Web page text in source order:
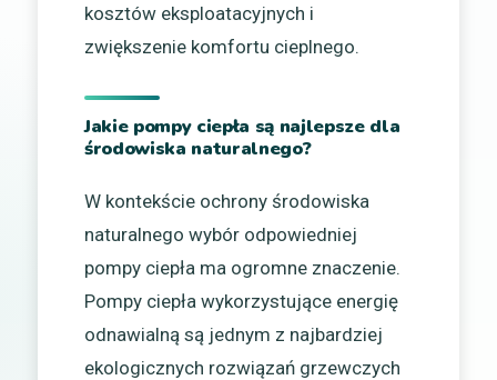
kosztów eksploatacyjnych i
zwiększenie komfortu cieplnego.
Jakie pompy ciepła są najlepsze dla
środowiska naturalnego?
W kontekście ochrony środowiska
naturalnego wybór odpowiedniej
pompy ciepła ma ogromne znaczenie.
Pompy ciepła wykorzystujące energię
odnawialną są jednym z najbardziej
ekologicznych rozwiązań grzewczych